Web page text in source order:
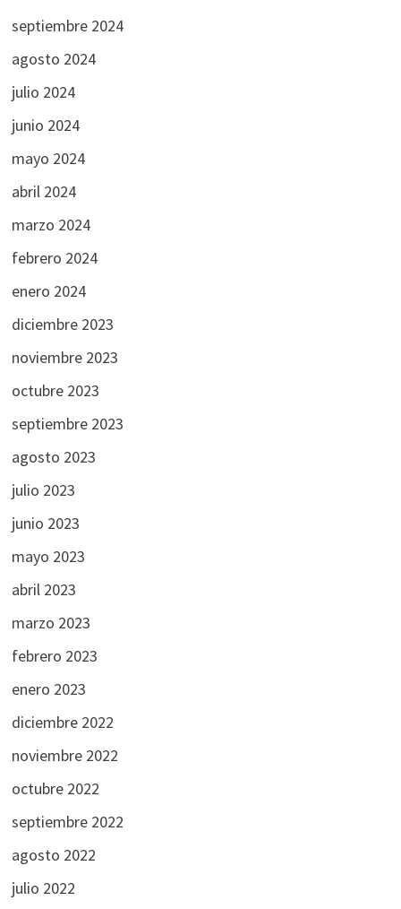
septiembre 2024
agosto 2024
julio 2024
junio 2024
mayo 2024
abril 2024
marzo 2024
febrero 2024
enero 2024
diciembre 2023
noviembre 2023
octubre 2023
septiembre 2023
agosto 2023
julio 2023
junio 2023
mayo 2023
abril 2023
marzo 2023
febrero 2023
enero 2023
diciembre 2022
noviembre 2022
octubre 2022
septiembre 2022
agosto 2022
julio 2022